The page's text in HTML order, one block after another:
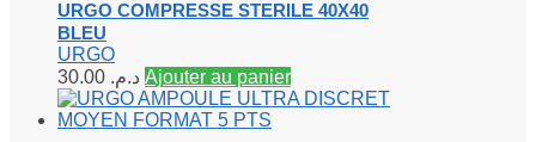
URGO COMPRESSE STERILE 40X40
BLEU
URGO
د.م. Ajouter au panier